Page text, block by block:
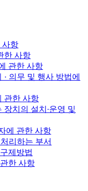
사항
한 사항
관한 사항
의무 및 행사 방법에
관한 사항
치의 설치∙운영 및
에 관한 사항
리하는 부서
제방법
한 사항